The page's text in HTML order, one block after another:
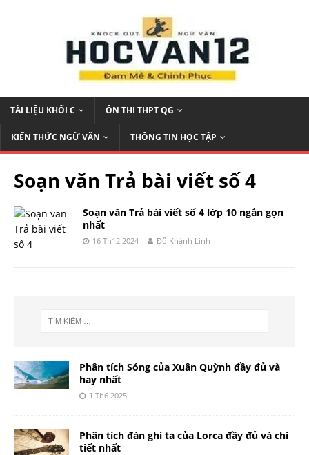
TÀI LIỆU KHỐI C ÔN THI THPT QG
KIẾN THỨC NGỮ VĂN THÔNG TIN HỌC TẬP
Soạn văn Trả bài viết số 4
Soạn văn Trả bài viết số 4 lớp 10 ngắn gọn
nhất
16 Th12 2024 Đỗ Khánh Linh
Phân tích Sóng của Xuân Quỳnh đầy đủ và
hay nhất
1 Th6 2025
Phân tích đàn ghi ta của Lorca đầy đủ và chi
tiết nhất